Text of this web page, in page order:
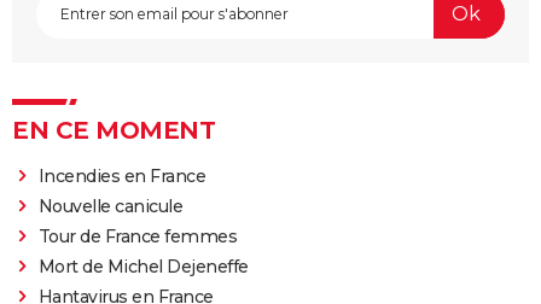
EN CE MOMENT
Incendies en France
Nouvelle canicule
Tour de France femmes
Mort de Michel Dejeneffe
Hantavirus en France